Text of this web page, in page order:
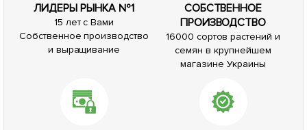
ЛИДЕРЫ РЫНКА №1
15 лет с Вами
Собственное производство
и выращивание
СОБСТВЕННОЕ
ПРОИЗВОДСТВО
16000 сортов растений и
семян в крупнейшем
магазине Украины